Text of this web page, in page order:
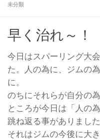
未分類
早く治れ～！
今日はスパーリング大
た。人の為に、ジムの
に。
のちにそれらが自分の
ところが今日は「人の
跳ね返る事がありました
それはジムの今後に大